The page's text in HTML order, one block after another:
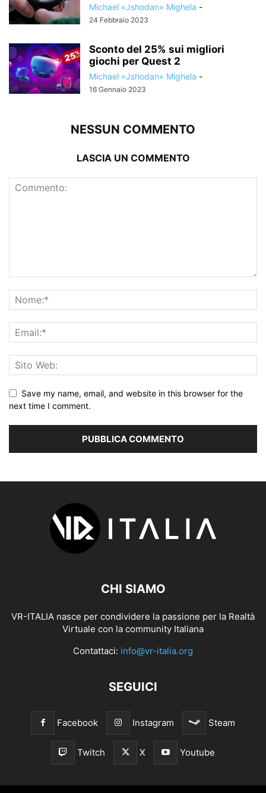
Michael «Jshodan» Mighela -
24 Febbraio 2023
Sconto del 25% sui migliori
giochi per Quest 2
Michael «Jshodan» Mighela -
16 Gennaio 2023
NESSUN COMMENTO
LASCIA UN COMMENTO
Save my name, email, and website in this browser for the
next time I comment.
CHI SIAMO
VR-ITALIA nasce per condividere la passione per la Realtà
Virtuale con la community Italiana
Contattaci: info@vr-italia.org
SEGUICI
Facebook Instagram Steam
Twitch X Youtube